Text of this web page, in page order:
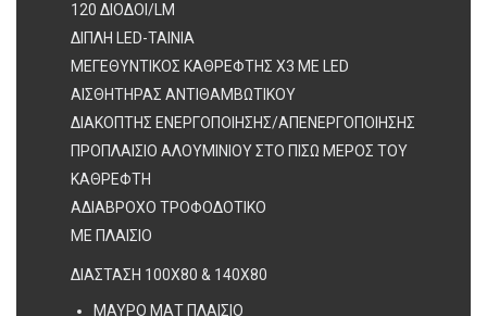
120 ΔΙΟΔΟΙ/LM
ΔΙΠΛΗ LED-ΤΑΙΝΙΑ
ΜΕΓΕΘΥΝΤΙΚΟΣ ΚΑΘΡΕΦΤΗΣ Χ3 ΜΕ LED
AΙΣΘΗΤΗΡΑΣ ΑΝΤΙΘΑΜΒΩΤΙΚΟΥ
ΔΙΑΚΟΠΤΗΣ ΕΝΕΡΓΟΠΟΙΗΣΗΣ/ΑΠΕΝΕΡΓΟΠΟΙΗΣΗΣ
ΠΡΟΠΛΑΙΣΙΟ ΑΛΟΥΜΙΝΙΟΥ ΣΤΟ ΠΙΣΩ ΜΕΡΟΣ ΤΟΥ
ΚΑΘΡΕΦΤΗ
ΑΔΙΑΒΡΟΧΟ ΤΡΟΦΟΔΟΤΙΚΟ
ΜΕ ΠΛΑΙΣΙΟ
ΔΙΑΣΤΑΣΗ 100X80 & 140X80
ΜΑΥΡΟ ΜΑΤ ΠΛΑΙΣΙΟ